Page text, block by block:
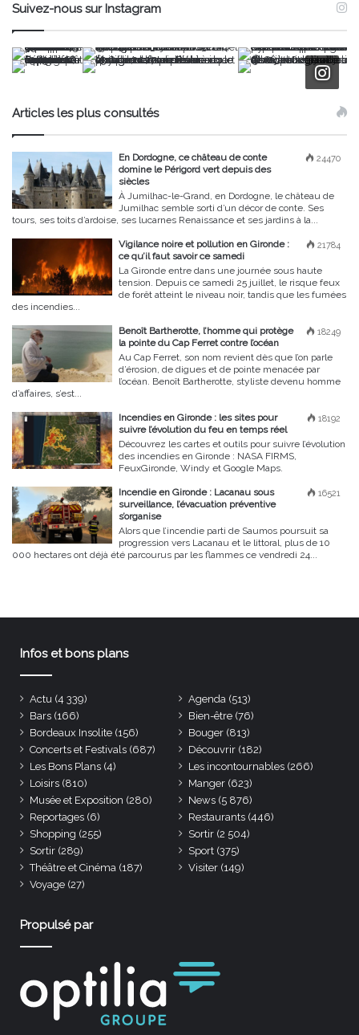
Suivez-nous sur Instagram
Articles les plus consultés
24470
En Dordogne, ce château de conte
domine le Périgord vert depuis des
siècles
À Jumilhac-le-Grand, en Dordogne, le château de
Jumilhac semble sorti d’un décor de conte. Ses
tours, ses toits d’ardoise, ses lucarnes Renaissance et ses jardins à la...
21784
Vigilance noire et pollution en Gironde :
ce qu’il faut savoir ce samedi
La Gironde entre dans une journée sous haute
tension. Depuis ce samedi 25 juillet, le risque feux
de forêt atteint le niveau noir, tandis que les fumées
des incendies...
18249
Benoît Bartherotte, l’homme qui protège
la pointe du Cap Ferret contre l’océan
Au Cap Ferret, son nom revient dès que l’on parle
d’érosion, de digues et de pointe menacée par
l’océan. Benoît Bartherotte, styliste devenu homme
d’affaires, s’est...
18192
Incendies en Gironde : les sites pour
suivre l’évolution du feu en temps réel
Découvrez les cartes et outils pour suivre l’évolution
des incendies en Gironde : NASA FIRMS,
FeuxGironde, Windy et Google Maps.
16521
Incendie en Gironde : Lacanau sous
surveillance, l’évacuation préventive
s’organise
Alors que l’incendie parti de Saumos poursuit sa
progression vers Lacanau et le littoral, plus de 10
000 hectares ont déjà été parcourus par les flammes ce vendredi 24...
Infos et bons plans
Actu (4 339) Agenda (513)
Bars (166) Bien-être (76)
Bordeaux Insolite (156) Bouger (813)
Concerts et Festivals (687) Découvrir (182)
Les Bons Plans (4) Les incontournables (266)
Loisirs (810) Manger (623)
Musée et Exposition (280) News (5 876)
Reportages (6) Restaurants (446)
Shopping (255) Sortir (2 504)
Sortir (289) Sport (375)
Théâtre et Cinéma (187) Visiter (149)
Voyage (27)
Propulsé par